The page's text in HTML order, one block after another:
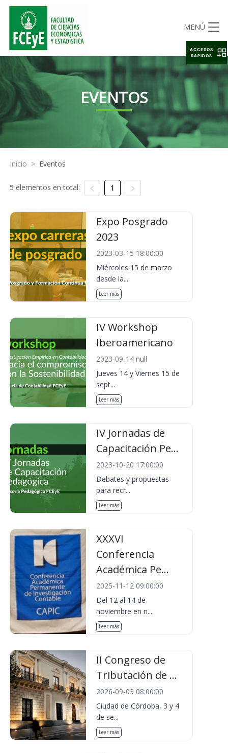
MENÚ
EVENTOS
Inicio > Eventos
5 elementos en total: 1
Expo Posgrado
2023
2023-03-15 18:00:00
Miércoles 15 de marzo
desde la...
Leer más
IV Workshop
Iberoamericano
2023-09-14 null
Jueves 14 y Viernes 15 de
sept...
Leer más
IV Jornadas de
Capacitación Pe...
2023-10-20 17:00:00
Debates y propuestas
para recr...
Leer más
XXXVI
Conferencia
Académica Pe...
2025-11-12 09:00:00
Del 12 al 14 de
noviembre en n...
Leer más
II Congreso de
Tributación de ...
2026-09-03 08:00:00
Ciudad de Córdoba, 3 y 4
de se...
Leer más
ACCESOS
RAPIDOS